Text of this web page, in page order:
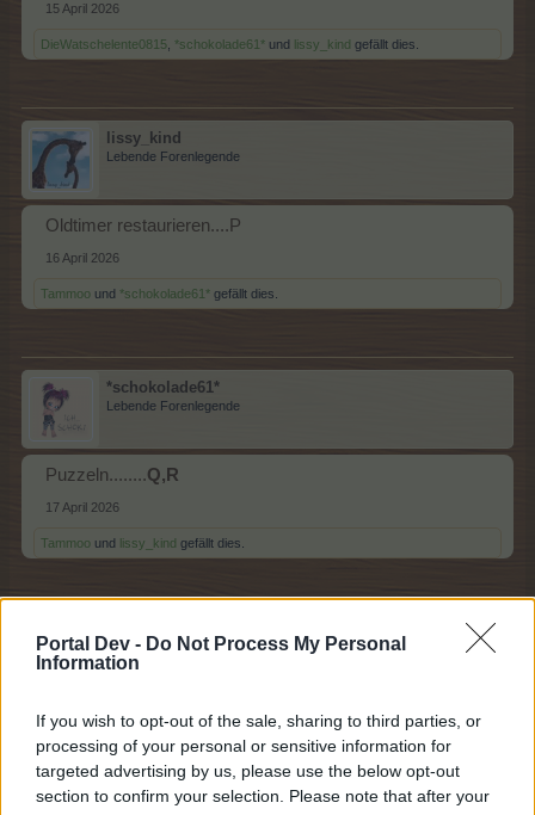
Portal Dev - Do Not Process My Personal
Information
If you wish to opt-out of the sale, sharing to third parties, or
processing of your personal or sensitive information for
targeted advertising by us, please use the below opt-out
section to confirm your selection. Please note that after your
15 April 2026
DieWatschelente0815 *schokolade61* und lissy_kind gefällt dies.
lissy_kind
Lebende Forenlegende
Oldtimer restaurieren....P
16 April 2026
Tammoo und *schokolade61* gefällt dies.
*schokolade61*
Lebende Forenlegende
Puzzeln........Q,R
17 April 2026
Tammoo und lissy_kind gefällt dies.
white60
Foren-Herzog
Quilten....R
17 April 2026
Tammoo ,DieWatschelente0815undlissy_kindgefällt dies.